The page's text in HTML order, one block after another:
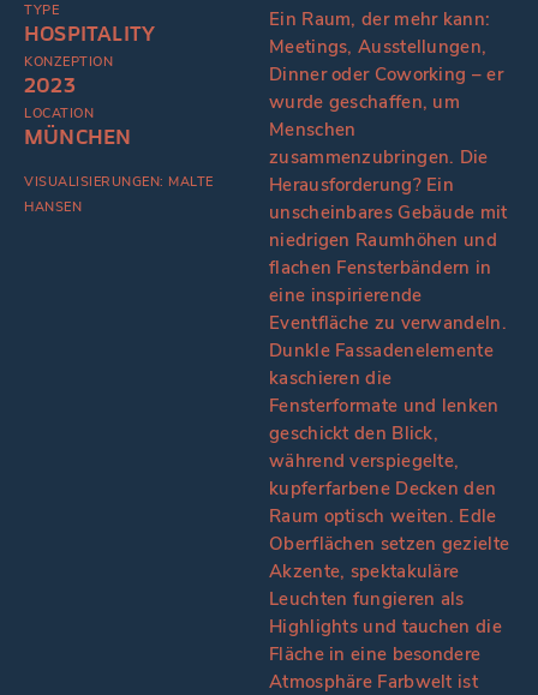
TYPE
HOSPITALITY
KONZEPTION
2023
LOCATION
MÜNCHEN
VISUALISIERUNGEN: MALTE
HANSEN
Ein Raum, der mehr kann:
Meetings, Ausstellungen,
Dinner oder Coworking – er
wurde geschaffen, um
Menschen
zusammenzubringen. Die
Herausforderung? Ein
unscheinbares Gebäude mit
niedrigen Raumhöhen und
flachen Fensterbändern in
eine inspirierende
Eventfläche zu verwandeln.
Dunkle Fassadenelemente
kaschieren die
Fensterformate und lenken
geschickt den Blick,
während verspiegelte,
kupferfarbene Decken den
Raum optisch weiten. Edle
Oberflächen setzen gezielte
Akzente, spektakuläre
Leuchten fungieren als
Highlights und tauchen die
Fläche in eine besondere
Atmosphäre Farbwelt ist